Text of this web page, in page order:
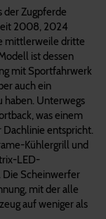
der Zugpferde
2008, 2024
mittlerweile dritte
ist dessen
mit Sportfahrwerk
auch ein
haben. Unterwegs
was einem
entspricht.
Kühlergrill und
LED-
Die Scheinwerfer
mit der alle
auf weniger als